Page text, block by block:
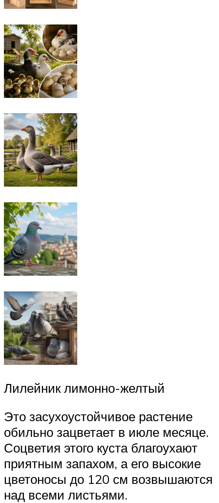
Лилейник лимонно-желтый
Это засухоустойчивое растение
обильно зацветает в июле месяце.
Соцветия этого куста благоухают
приятным запахом, а его высокие
цветоносы до 120 см возвышаются
над всеми листьями.